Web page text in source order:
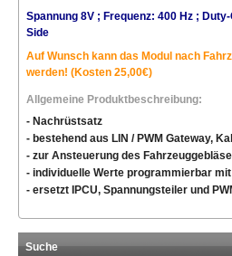
Spannung 8V ; Frequenz: 400 Hz ;
Side
Auf Wunsch kann das Modul nach
werden! (Kosten 25,00€)
Allgemeine Produktbeschreibung:
- Nachrüstsatz
- bestehend aus LIN / PWM Gateway,
- zur Ansteuerung des
- individuelle Werte programmierbar
- ersetzt IPCU, Spannungsteiler und
Suche